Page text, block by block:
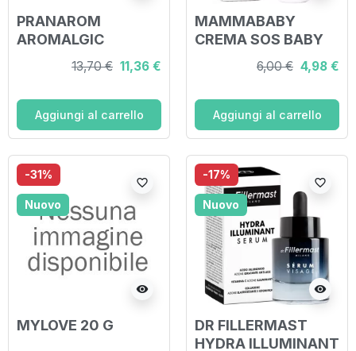
PRANAROM
AROMALGIC
BALSAMO
RISCALDANTE 30
13,70 € 11,36 €
Aggiungi al carrello
MAMMABABY
CREMA SOS BABY
6,00 € 4,98 €
Aggiungi al carrello
-31%
Nuovo
visibility
favorite_border
MYLOVE 20 G
-17%
Nuovo
visibility
favorite_border
DR FILLERMAST
HYDRA ILLUMINANT